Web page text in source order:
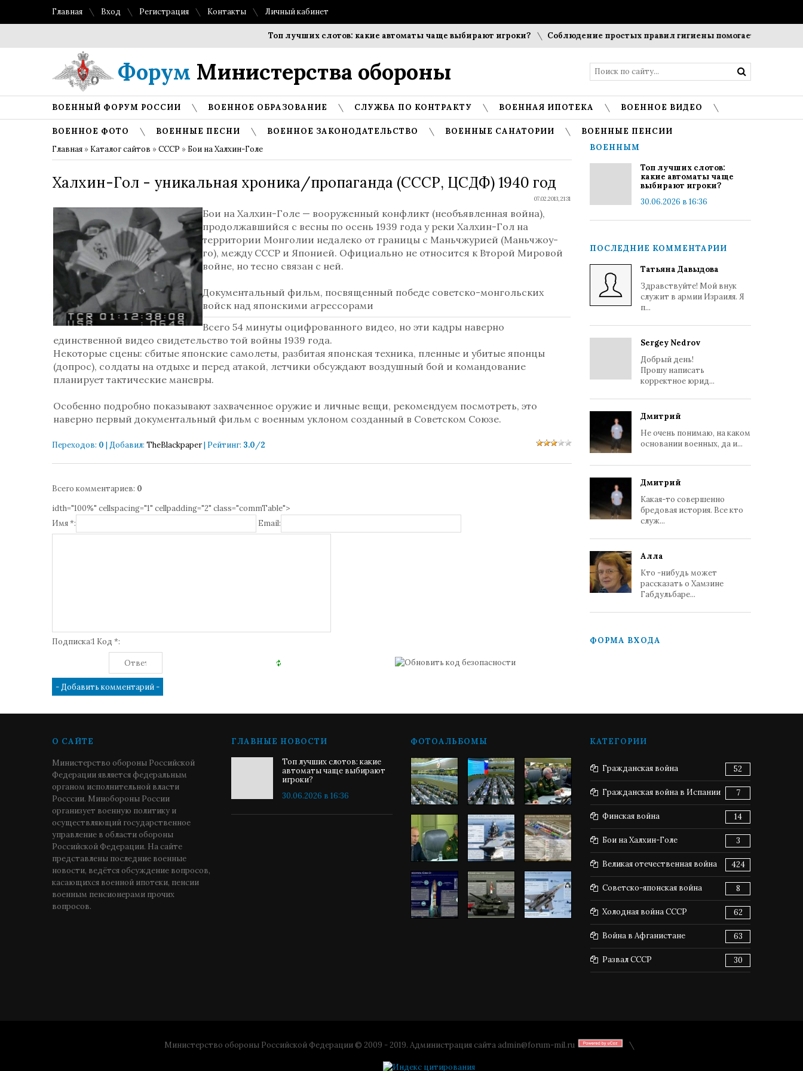
Главная Вход Регистрация Контакты Личный кабинет
Топ лучших слотов: какие автоматы чаще выбирают игроки? Соблюдение простых правил гигиены помогает сохранить
Форум Министерства обороны
ВОЕННЫЙ ФОРУМ РОССИИ ВОЕННОЕ ОБРАЗОВАНИЕ СЛУЖБА ПО КОНТРАКТУ ВОЕННАЯ ИПОТЕКА ВОЕННОЕ ВИДЕО
ВОЕННОЕ ФОТО ВОЕННЫЕ ПЕСНИ ВОЕННОЕ ЗАКОНОДАТЕЛЬСТВО ВОЕННЫЕ САНАТОРИИ
ВОЕННЫЕ ПЕНСИИ
Главная » Каталог сайтов »СССР » Бои на Халхин-Голе
Халхин-Гол - уникальная хроника/пропаганда (СССР, ЦСДФ) 1940 год
07.02.2013, 21:31
Бои на Халхин-Голе — вооруженный конфликт (необъявленная война),
продолжавшийся с весны по осень 1939 года у реки Халхин-Гол на
территории Монголии недалеко от границы с Маньчжурией (Маньчжоу-
го), между СССР и Японией. Официально не относится к Второй Мировой
войне, но тесно связан с ней.
Документальный фильм, посвященный победе советско-монгольских
войск над японскими агрессорами
Всего 54 минуты оцифрованного видео, но эти кадры наверно
единственной видео свидетельство той войны 1939 года.
Некоторые сцены: сбитые японские самолеты, разбитая японская техника, пленные и убитые японцы
(допрос), солдаты на отдыхе и перед атакой, летчики обсуждают воздушный бой и командование
планирует тактические маневры.
Особенно подробно показывают захваченное оружие и личные вещи, рекомендуем посмотреть, это
наверно первый документальный фильм с военным уклоном созданный в Советском Союзе.
Переходов: 0 | Добавил: TheBlackpaper| Рейтинг: 3.0/2
Всего комментариев: 0
idth="100%" cellspacing="1" cellpadding="2" class="commTable">
Имя *:
Email:
Подписка:1 Код *:
ВОЕННЫМ
Топ лучших слотов:
какие автоматы чаще
выбирают игроки?
30.06.2026 в 16:36
ПОСЛЕДНИЕ КОММЕНТАРИИ
Татьяна Давыдова
Здравствуйте! Мой внук
служит в армии Израиля. Я
п...
Sergey Nedrov
Добрый день!
Прошу написать
корректное юрид...
Дмитрий
Не очень понимаю, на каком
основании военных, да и...
Дмитрий
Какая-то совершенно
бредовая история. Все кто
служ...
Алла
Кто -нибудь может
рассказать о Хамзине
Габдульбаре...
ФОРМА ВХОДА
О САЙТЕ
Министерство обороны Российской
Федерации является федеральным
органом исполнительной власти
Росссии. Минобороны России
организует военную политику и
осуществляющий государственное
управление в области обороны
Российской Федерации. На сайте
представлены последние военные
новости, ведётся обсуждение вопросов,
касающихся военной ипотеки, пенсии
военным пенсионерами прочих
вопросов.
ГЛАВНЫЕ НОВОСТИ
Топ лучших слотов: какие
автоматы чаще выбирают
игроки?
30.06.2026 в 16:36
ФОТОАЛЬБОМЫ КАТЕГОРИИ
Гражданская война 52
Гражданская война в Испании 7
Финская война 14
Бои на Халхин-Голе 3
Великая отечественная война 424
Советско-японская война 8
Холодная война СССР 62
Война в Афганистане 63
Развал СССР 30
Министерство обороны Российской Федерации © 2009 - 2019. Администрация сайта admin@forum-mil.ru